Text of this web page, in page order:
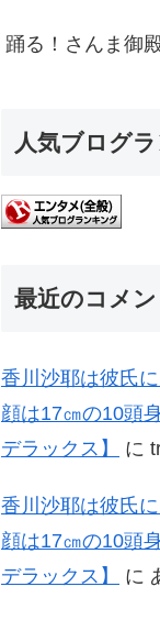
踊る！さんま御
人気ブログ
最近のコメン
香川沙耶は彼氏
顔は17㎝の10頭
デラックス】
に
香川沙耶は彼氏
顔は17㎝の10頭
デラックス】
に